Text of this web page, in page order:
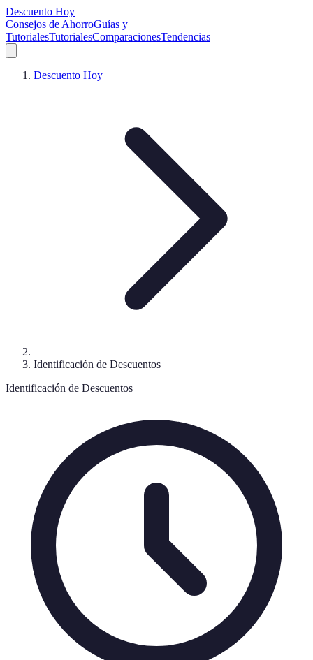
Descuento Hoy
Consejos de AhorroGuías y
TutorialesTutorialesComparacionesTendencias
Descuento Hoy
Identificación de Descuentos
Identificación de Descuentos